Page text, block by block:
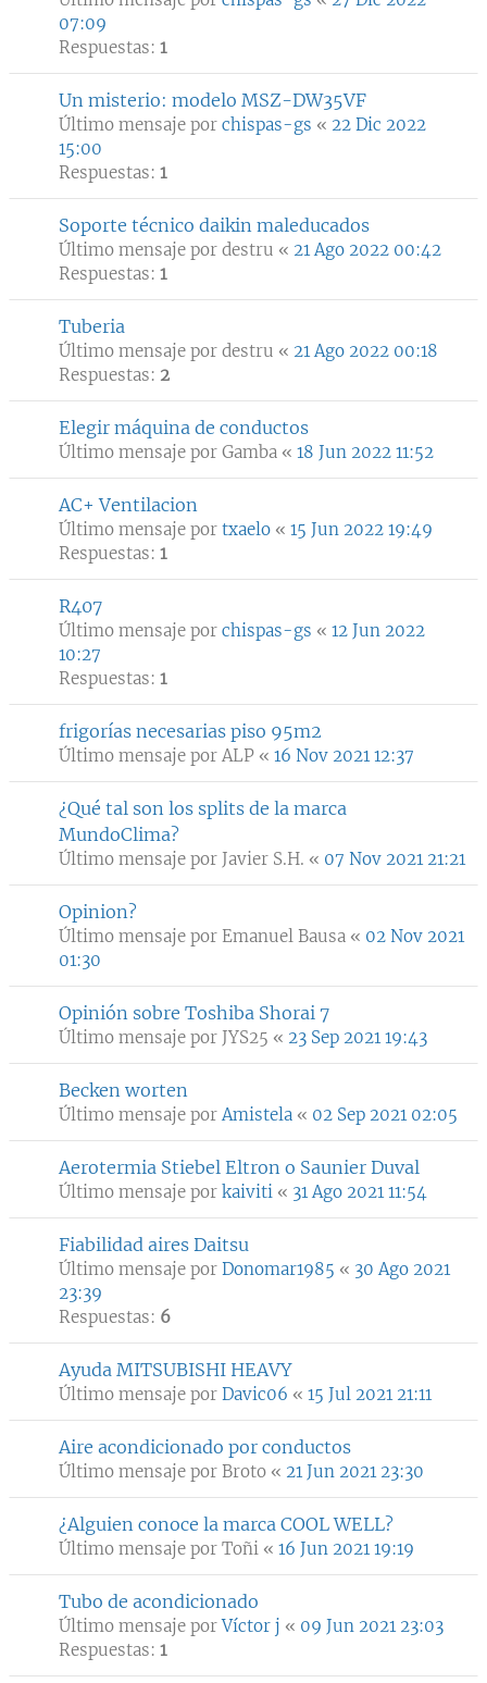
07:09
Respuestas: 1
Un misterio: modelo MSZ-DW35VF
Último mensaje por chispas-gs « 22 Dic 2022
15:00
Respuestas: 1
Soporte técnico daikin maleducados
Último mensaje por destru « 21 Ago 2022 00:42
Respuestas: 1
Tuberia
Último mensaje por destru « 21 Ago 2022 00:18
Respuestas: 2
Elegir máquina de conductos
Último mensaje por Gamba « 18 Jun 2022 11:52
AC+ Ventilacion
Último mensaje por txaelo « 15 Jun 2022 19:49
Respuestas: 1
R407
Último mensaje por chispas-gs « 12 Jun 2022
10:27
Respuestas: 1
frigorías necesarias piso 95m2
Último mensaje por ALP « 16 Nov 2021 12:37
¿Qué tal son los splits de la marca
MundoClima?
Último mensaje por Javier S.H. « 07 Nov 2021 21:21
Opinion?
Último mensaje por Emanuel Bausa « 02 Nov 2021
01:30
Opinión sobre Toshiba Shorai 7
Último mensaje por JYS25 « 23 Sep 2021 19:43
Becken worten
Último mensaje porAmistela « 02 Sep 2021 02:05
Aerotermia Stiebel Eltron o Saunier Duval
Último mensaje por kaiviti « 31 Ago 2021 11:54
Fiabilidad aires Daitsu
Último mensaje por Donomar1985 « 30 Ago 2021
23:39
Respuestas: 6
Ayuda MITSUBISHI HEAVY
Último mensaje por Davic06 « 15 Jul 2021 21:11
Aire acondicionado por conductos
Último mensaje por Broto « 21 Jun 2021 23:30
¿Alguien conoce la marca COOL WELL?
Último mensaje por Toñi « 16 Jun 2021 19:19
Tubo de acondicionado
Último mensaje porVíctor j « 09 Jun 2021 23:03
Respuestas: 1